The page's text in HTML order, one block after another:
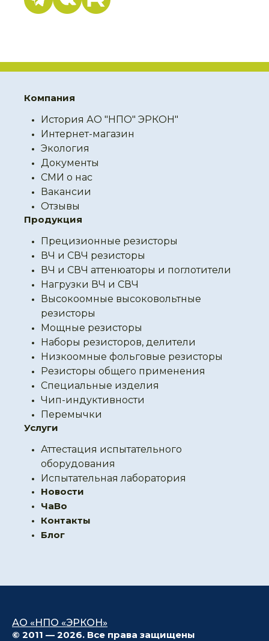
Компания
История АО "НПО" ЭРКОН"
Интернет-магазин
Экология
Документы
СМИ о нас
Вакансии
Отзывы
Продукция
Прецизионные резисторы
ВЧ и СВЧ резисторы
ВЧ и СВЧ аттенюаторы и поглотители
Нагрузки ВЧ и СВЧ
Высокоомные высоковольтные
резисторы
Мощные резисторы
Наборы резисторов, делители
Низкоомные фольговые резисторы
Резисторы общего применения
Специальные изделия
Чип-индуктивности
Перемычки
Услуги
Аттестация испытательного
оборудования
Испытательная лаборатория
Новости
ЧаВо
Контакты
Блог
АО «НПО «ЭРКОН»
© 2011 — 2026. Все права защищены